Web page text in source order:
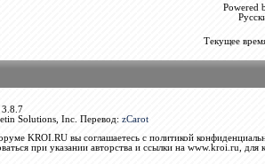
Powered
Текущее
3.8.7
Solutions, Inc. Перевод: zCarot
KROI.RU вы соглашаетесь с политикой
при указании авторства и ссылки на www.kroi.ru, для